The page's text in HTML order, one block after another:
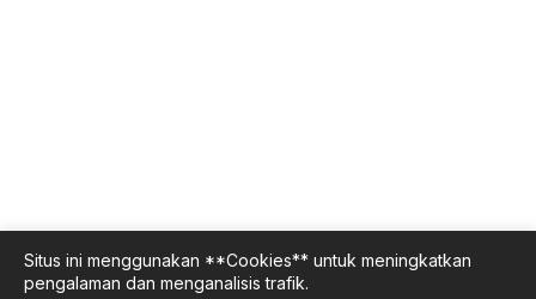
Situs ini menggunakan **Cookies** untuk meningkatkan
pengalaman dan menganalisis trafik.